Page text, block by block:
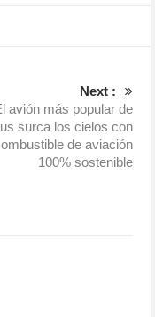
Next :
avión más popular de
surca los cielos con
de aviación
100% sostenible